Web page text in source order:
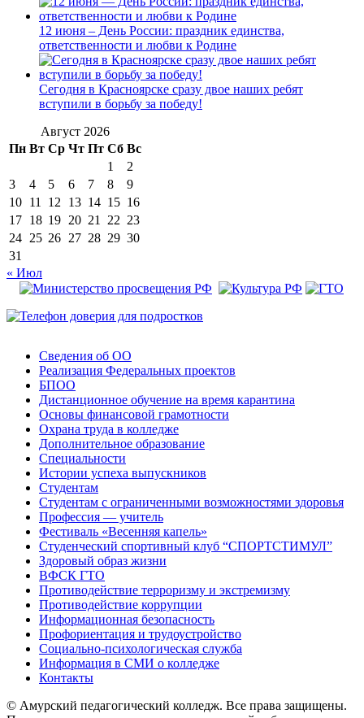
12 июня – День России: праздник единства,
ответственности и любви к Родине
Сегодня в Красноярске сразу двое наших ребят
вступили в борьбу за победу!
Август 2026
Пн Вт Ср Чт Пт Сб Вс
1
2
3
4 5 6 7 8
9
10 11 12 13 14 15 16
17 18 19 20 21 22 23
24 25 26 27 28 29 30
31
« Июл
Сведения об ОО
Реализация Федеральных проектов
БПОО
Дистанционное обучение на время карантина
Основы финансовой грамотности
Охрана труда в колледже
Дополнительное образование
Специальности
Истории успеха выпускников
Студентам
Студентам с ограниченными возможностями здоровья
Профессия — учитель
Фестиваль «Весенняя капель»
Студенческий спортивный клуб “СПОРТСТИМУЛ”
Здоровый образ жизни
ВФСК ГТО
Противодействие терроризму и экстремизму
Противодействие коррупции
Информационная безопасность
Профориентация и трудоустройство
Социально-психологическая служба
Информация в СМИ о колледже
Контакты
© Амурский педагогический колледж. Все права защищены.